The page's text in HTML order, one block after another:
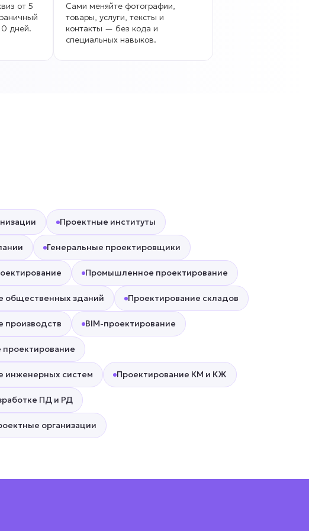
от 5
дней.
Сами меняйте фотографии,
товары, услуги, тексты и
контакты — без кода и
специальных навыков.
Проектные институты
Генеральные проектировщики
Промышленное проектирование
общественных зданий Проектирование складов
производств BIM-проектирование
проектирование
инженерных систем Проектирование КМ и КЖ
ПД и РД
организации